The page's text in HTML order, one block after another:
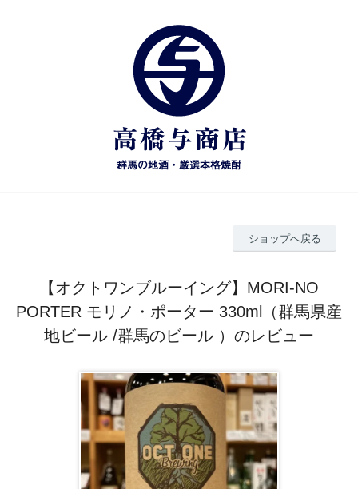
ショップへ戻る
【オクトワンブルーイング】MORI-NO
PORTER モリノ・ポーター 330ml（群馬県産
地ビール /群馬のビール ）のレビュー